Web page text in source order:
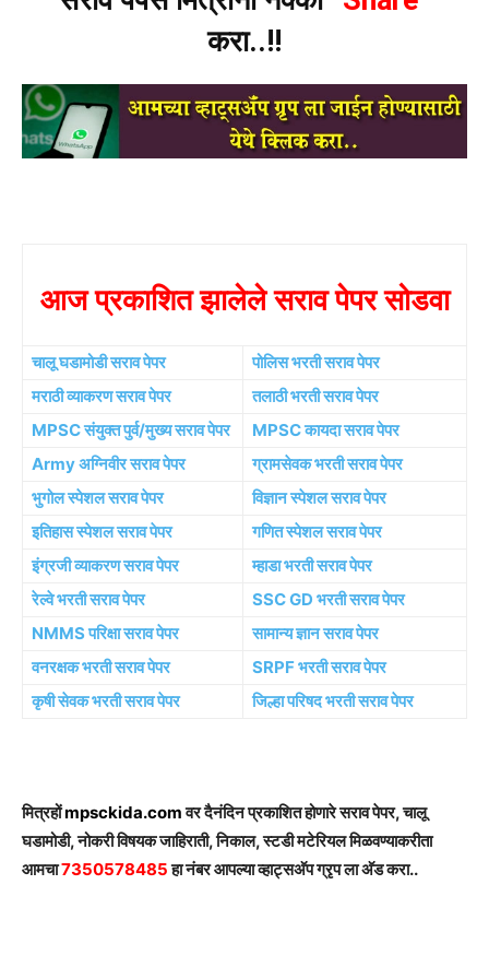
करा..!!
आज प्रकाशित झालेले सराव पेपर सोडवा
चालू घडामोडी सराव पेपर
पोलिस भरती सराव पेपर
मराठी व्याकरण सराव पेपर
तलाठी भरती सराव पेपर
MPSC संयुक्त पुर्व/मुख्य सराव पेपर
MPSC कायदा सराव पेपर
Army अग्निवीर सराव पेपर
ग्रामसेवक भरती सराव पेपर
भुगोल स्पेशल सराव पेपर
विज्ञान स्पेशल सराव पेपर
इतिहास स्पेशल सराव पेपर
गणित स्पेशल सराव पेपर
इंग्रजी व्याकरण सराव पेपर
म्हाडा भरती सराव पेपर
रेल्वे भरती सराव पेपर
SSC GD भरती सराव पेपर
NMMS परिक्षा सराव पेपर
सामान्य ज्ञान सराव पेपर
वनरक्षक भरती सराव पेपर
SRPF भरती सराव पेपर
कृषी सेवक भरती सराव पेपर
जिल्हा परिषद भरती सराव पेपर
मित्रहोंmpsckida.comवर दैनंदिन प्रकाशित होणारे सराव पेपर, चालू
घडामोडी, नोकरी विषयक जाहिराती, निकाल, स्टडी मटेरियल मिळवण्याकरीता
आमचा7350578485हा नंबर आपल्या व्हाट्सअ‍ॅप ग्रृप ला अ‍ॅड करा..